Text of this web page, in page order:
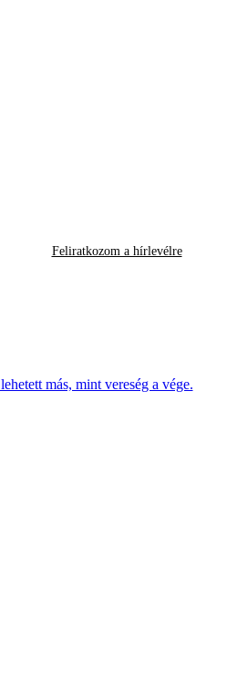
Feliratkozom a hírlevélre
más, mint vereség a vége.